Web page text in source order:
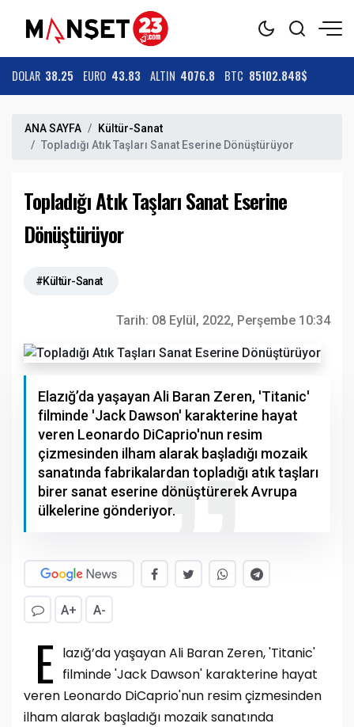
DOLAR 38.25 EURO 43.83 ALTIN 4076.8 BTC 85102.848$
ANA SAYFA
Kültür-Sanat
Topladığı Atık Taşları Sanat Eserine Dönüştürüyor
Topladığı Atık Taşları Sanat Eserine
Dönüştürüyor
#Kültür-Sanat
Tarih: 08 Eylül, 2022, Perşembe 10:34
Elazığ’da yaşayan Ali Baran Zeren, 'Titanic'
filminde 'Jack Dawson' karakterine hayat
veren Leonardo DiCaprio'nun resim
çizmesinden ilham alarak başladığı mozaik
sanatında fabrikalardan topladığı atık taşları
birer sanat eserine dönüştürerek Avrupa
ülkelerine gönderiyor.
A+ A-
E lazığ’da yaşayan Ali Baran Zeren, 'Titanic'
filminde 'Jack Dawson' karakterine hayat
veren Leonardo DiCaprio'nun resim çizmesinden
ilham alarak başladığı mozaik sanatında